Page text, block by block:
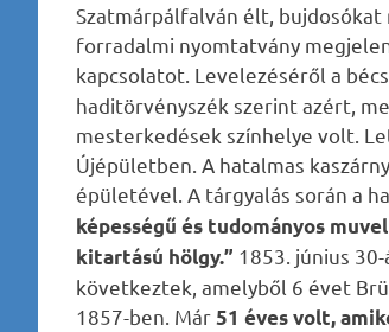
Szatmárpálfalván élt,
forradalmi nyomtatvány
kapcsolatot. Levelezéséről a
haditörvényszék szerint azért,
mesterkedések színhelye volt.
Újépületben. A hatalmas
épületével. A tárgyalás során a
képességű és tudományos
kitartású hölgy.” 1853. június
következtek, amelyből 6 évet
1857-ben. Már51 éves volt,